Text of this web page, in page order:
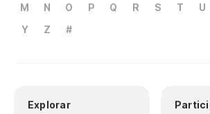
M
N O P Q R S T U
Y
Z #
Explorar